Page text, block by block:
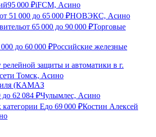
95 000 ₽iFCM, Асино
от 51 000 до 65 000 ₽НОВЭКС, Асино
от 65 000 до 90 000 ₽Торговые
000 до 60 000 ₽Российские железные
защиты и автоматики в г.
Томск, Асино
(КАМАЗ
до 62 084 ₽Чулымлес, Асино
Едо 69 000 ₽Костин Алексей